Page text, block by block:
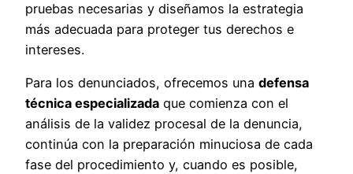
pruebas necesarias y diseñamos la estrategia
más adecuada para proteger tus derechos e
intereses.
Para los denunciados, ofrecemos una defensa
técnica especializada que comienza con el
análisis de la validez procesal de la denuncia,
continúa con la preparación minuciosa de cada
fase del procedimiento y, cuando es posible,